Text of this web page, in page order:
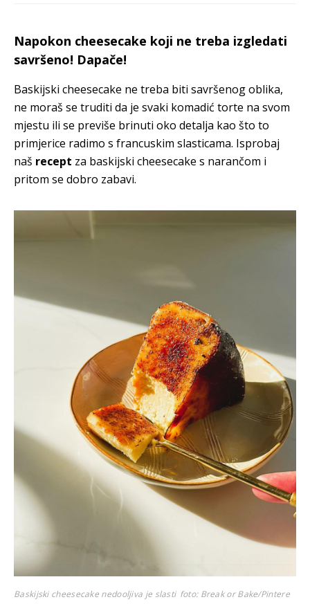
Napokon cheesecake koji ne treba izgledati
savršeno! Dapače!
Baskijski cheesecake ne treba biti savršenog oblika,
ne moraš se truditi da je svaki komadić torte na svom
mjestu ili se previše brinuti oko detalja kao što to
primjerice radimo s francuskim slasticama. Isprobaj
naš recept za baskijski cheesecake s narančom i
pritom se dobro zabavi.
Baskijski cheesecake nedooljiva je slasti foto: Break or Bake/Pintere